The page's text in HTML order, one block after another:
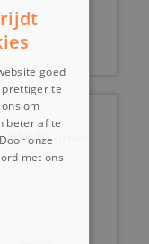
10/10 green
goed
prettiger te
om
beter af te
onze
met ons